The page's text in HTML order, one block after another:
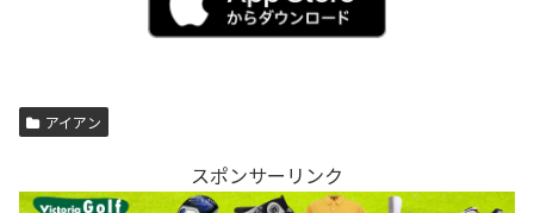
アイアン
スポンサーリンク